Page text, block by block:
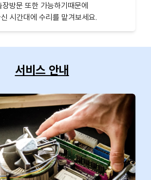
장방문 또한 가능하기때문에
시간대에 수리를 맡겨보세요.
서비스 안내